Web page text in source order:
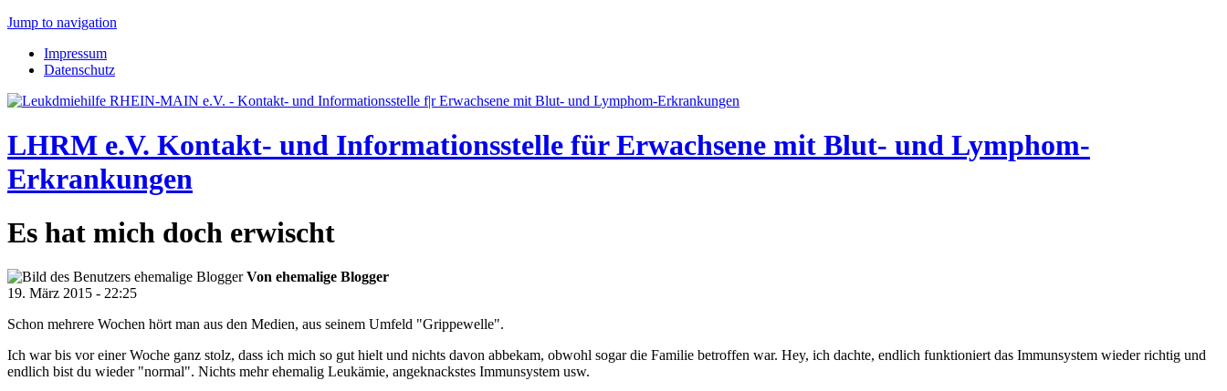
Jump to navigation
Impressum
Datenschutz
LHRM e.V. Kontakt- und Informationsstelle für Erwachsene mit Blut- und Lymphom-
Erkrankungen
Es hat mich doch erwischt
Von ehemalige Blogger
19. März 2015 - 22:25
Schon mehrere Wochen hört man aus den Medien, aus seinem Umfeld "Grippewelle".
Ich war bis vor einer Woche ganz stolz, dass ich mich so gut hielt und nichts davon abbekam, obwohl sogar die Familie betroffen war. Hey, ich dachte, endlich funktioniert das Immunsystem wieder richtig und
endlich bist du wieder "normal". Nichts mehr ehemalig Leukämie, angeknackstes Immunsystem usw.